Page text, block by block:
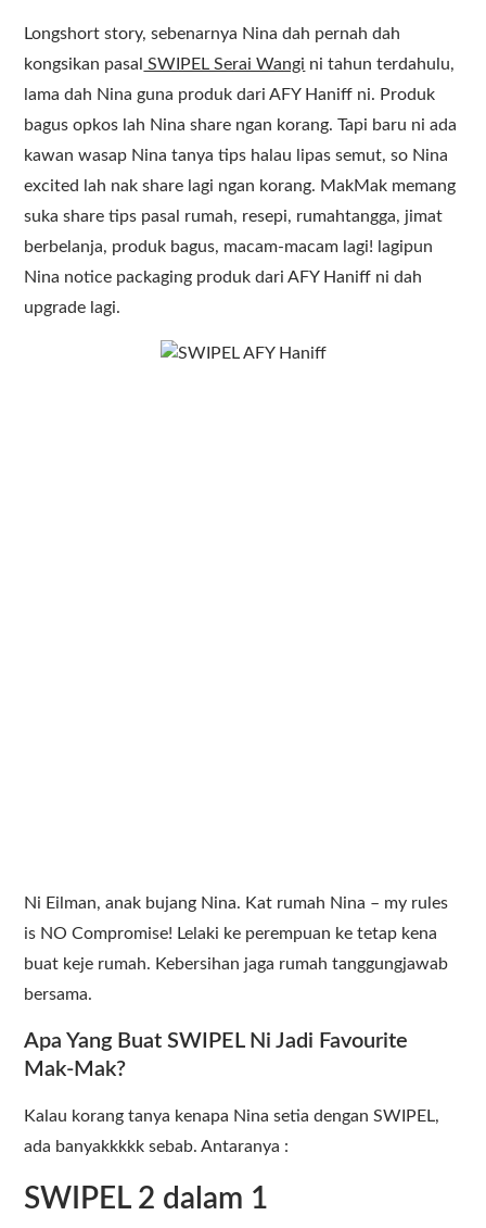
Longshort story, sebenarnya Nina dah pernah dah
kongsikan pasal SWIPEL Serai Wangi ni tahun terdahulu,
lama dah Nina guna produk dari AFY Haniff ni. Produk
bagus opkos lah Nina share ngan korang. Tapi baru ni ada
kawan wasap Nina tanya tips halau lipas semut, so Nina
excited lah nak share lagi ngan korang. MakMak memang
suka share tips pasal rumah, resepi, rumahtangga, jimat
berbelanja, produk bagus, macam-macam lagi! lagipun
Nina notice packaging produk dari AFY Haniff ni dah
upgrade lagi.
Ni Eilman, anak bujang Nina. Kat rumah Nina – my rules
is NO Compromise! Lelaki ke perempuan ke tetap kena
buat keje rumah. Kebersihan jaga rumah tanggungjawab
bersama.
Apa Yang Buat SWIPEL Ni Jadi Favourite
Mak-Mak?
Kalau korang tanya kenapa Nina setia dengan SWIPEL,
ada banyakkkkk sebab. Antaranya :
SWIPEL 2 dalam 1